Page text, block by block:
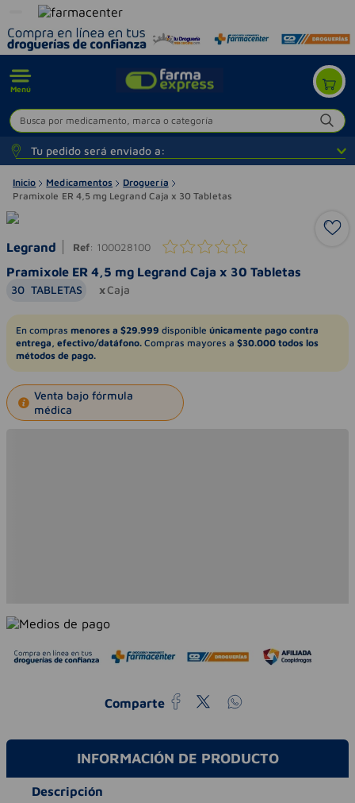
Menú
Busca por medicamento, marca o categoría
Tu pedido será enviado a:
Inicio Medicamentos
Droguería
Pramixole ER 4,5 mg Legrand Caja x 30 Tabletas
Legrand Ref: 100028100
Pramixole ER 4,5 mg Legrand Caja x 30 Tabletas
30 TABLETAS Caja
En compras menores a $29.999 disponible únicamente pago contra
entrega, efectivo/datáfono. Compras mayores a $30.000 todos los
métodos de pago.
Venta bajo fórmula
médica
Comparte
INFORMACIÓN DE PRODUCTO
Descripción